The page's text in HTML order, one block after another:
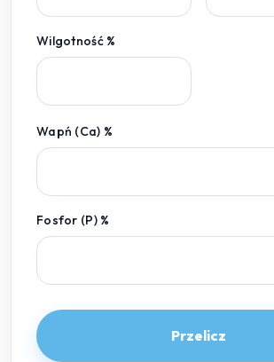
Wilgotność %
Wapń (Ca) %
Fosfor (P) %
Przelicz